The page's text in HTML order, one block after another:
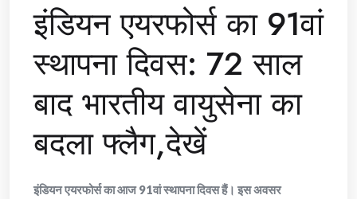
इंडियन एयरफोर्स का 91वां
स्थापना दिवस: 72 साल
बाद भारतीय वायुसेना का
बदला फ्लैग,देखें
इंडियन एयरफोर्स का आज 91वां स्थापना दिवस हैं। इस अवसर